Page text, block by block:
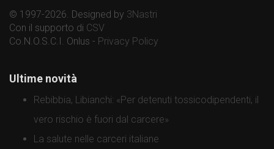
© 1997-2026. Designed by 3Nastri
Con il supporto di CSV
Co.N.O.S.C.I. Onlus - Privacy Policy
Ultime novità
Rebibbia, Libianchi: «Per detenuti tossicodipendenti, il
vero rischio è fuori dal carcere»
La salute nelle carceri italiane